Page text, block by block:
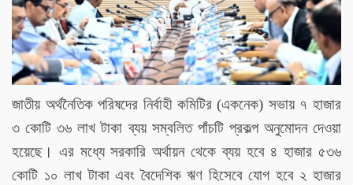
জাতীয় অর্থনৈতিক পরিষদের নির্বাহী কমিটির (একনেক) সভায় ৭ হাজার
৩ কোটি ৩৬ লাখ টাকা ব্যয় সম্বলিত পাঁচটি প্রকল্প অনুমোদন দেওয়া
হয়েছে। এর মধ্যে সরকারি অর্থায়ন থেকে ব্যয় হবে ৪ হাজার ৫৩৬
কোটি ১০ লাখ টাকা এবং বৈদেশিক ঋণ হিসেবে যোগ হবে ২ হাজার